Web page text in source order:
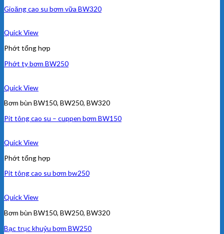
Gioăng cao su bơm vữa BW320
Quick View
Phớt tổng hợp
Phớt ty bơm BW250
Quick View
Bơm bùn BW150, BW250, BW320
Pit tông cao su – cuppen bơm BW150
Quick View
Phớt tổng hợp
Pit tông cao su bơm bw250
Quick View
Bơm bùn BW150, BW250, BW320
Bạc trục khuỷu bơm BW250